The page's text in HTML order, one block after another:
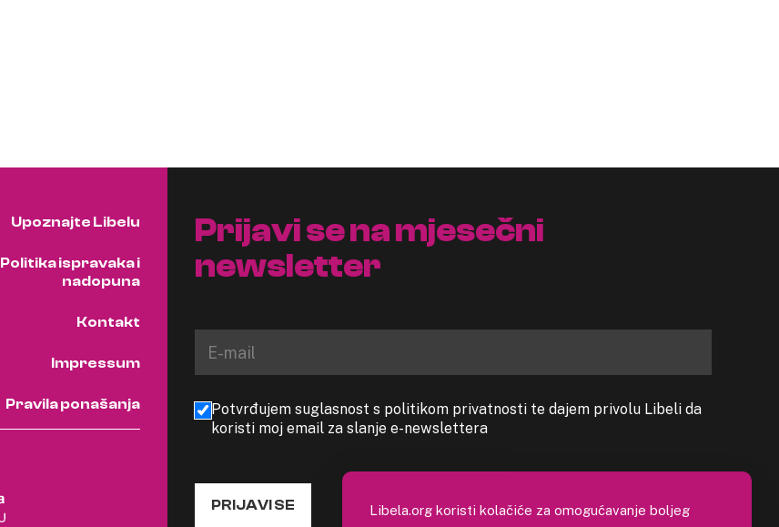
Upoznajte Libelu
Politika ispravaka i
nadopuna
Kontakt
Impressum
Pravila ponašanja
Prijavi se na mjesečni
newsletter
Potvrđujem suglasnost s politikom privatnosti te dajem privolu Libeli da
koristi moj email za slanje e-newslettera
PRIJAVI SE
Libela.org koristi kolačiće za omogućavanje boljeg